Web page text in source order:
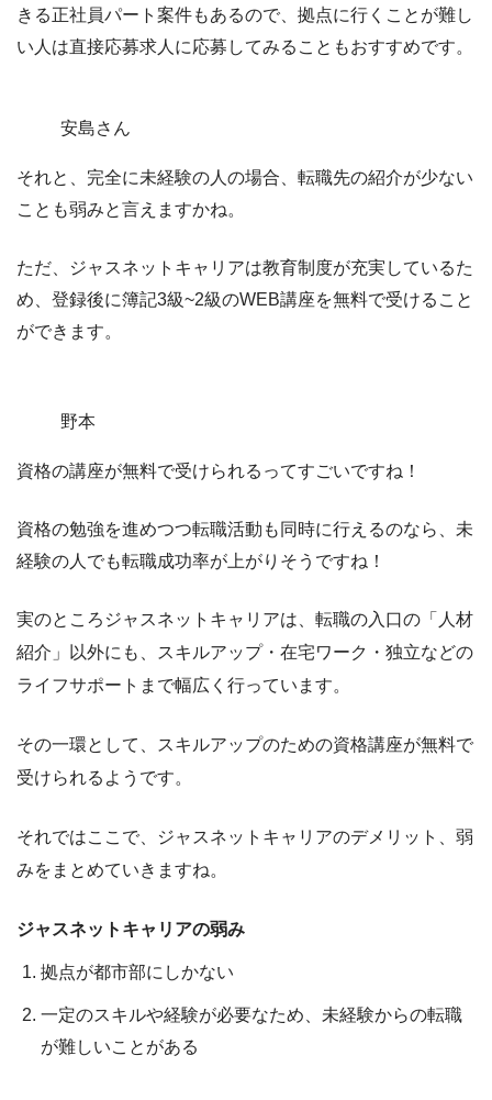
きる正社員パート案件もあるので、 拠点に行くことが難し
い人は直接応募求人に応募してみることもおすすめです。
安島さん
それと、完全に未経験の人の場合、転職先の紹介が少ない
ことも弱みと言えますかね。
ただ、ジャスネットキャリアは教育制度が充実しているた
め、登録後に簿記3級~2級のWEB講座を無料で受けること
ができます。
野本
資格の講座が無料で受けられるってすごいですね！
資格の勉強を進めつつ転職活動も同時に行えるのなら、未
経験の人でも転職成功率が上がりそうですね！
実のところジャスネットキャリアは、 転職の入口の「人材
紹介」以外にも、スキルアップ・在宅ワーク・独立などの
ライフサポートまで幅広く行っています。
その一環として、スキルアップのための資格講座が無料で
受けられるようです。
それではここで、ジャスネットキャリアのデメリット、弱
みをまとめていきますね。
ジャスネットキャリアの弱み
拠点が都市部にしかない
一定のスキルや経験が必要なため、未経験からの転職
が難しいことがある